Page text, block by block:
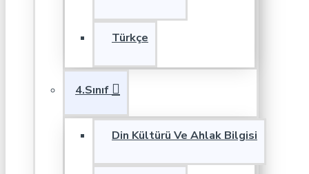
Türkçe
4.Sınıf
Din Kültürü Ve Ahlak Bilgisi